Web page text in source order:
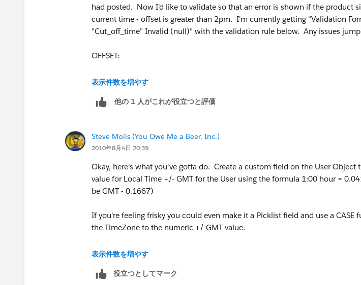
had posted. Now I'd like to validate so that an error is shown if the product
current time - offset is greater than 2pm. I'm currently getting "Validation
"Cut_off_time" Invalid (null)" with the validation rule below. Any issues
OFFSET:
IF(
(( TODAY() >= DATE(2010,3,14)) && (TODAY() <= DATE(2010,11,7))) ||
(( TODAY() >= DATE(2012,3,11)) && (TODAY() <= DATE(2012,11,4))) ||
(( TODAY() >= DATE(2013,3,10)) && (TODAY() <= DATE(2013,11,3))) ||
(( TODAY() >= DATE(2015,3,8)) && (TODAY() <= DATE(2015,11,1)))
,(4/24),(5/24))
VALIDATION:
表示件数を増やす
他の 1 人がこれが役立つと評価
Steve Molis (You Owe Me a Beer, Inc.)
2010年8月4日 20:39
Okay, here's what you've gotta do. Create a custom field on the User Object
value for Local Time +/- GMT for the User using the formula 1:00 hour =
be GMT - 0.1667)
If you're feeling frisky you could even make it a Picklist field and use a CASE
the TimeZone to the numeric +/-GMT value.
Then amend your formula to use this field:
VALUE(MID (TEXT (NOW() - $User.LocalTime__c), 12, 2)) >= 16
表示件数を増やす
役立つとしてマーク